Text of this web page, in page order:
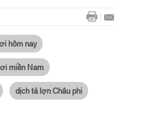
hôm nay
miền Nam
dịch tả lợn Châu phi